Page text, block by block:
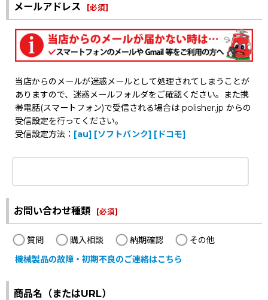
メールアドレス [必須]
当店からのメールが迷惑メールとして処理されてしまうことが
ありますので、迷惑メールフォルダをご確認ください。また携
帯電話(スマートフォン)で受信される場合は polisher.jp からの
受信設定を行ってください。
受信設定方法： [au] [ソフトバンク] [ドコモ]
お問い合わせ種類 [必須]
質問 購入相談 納期確認
その他
機械製品の故障・初期不良のご連絡はこちら
商品名（またはURL）